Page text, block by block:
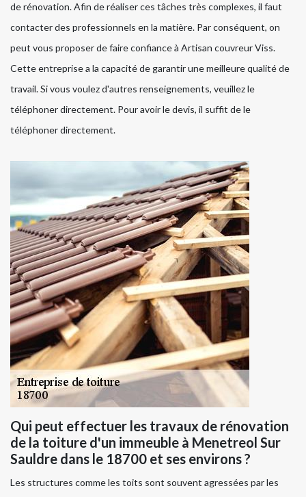
de rénovation. Afin de réaliser ces tâches très complexes, il faut
contacter des professionnels en la matière. Par conséquent, on
peut vous proposer de faire confiance à Artisan couvreur Viss.
Cette entreprise a la capacité de garantir une meilleure qualité de
travail. Si vous voulez d'autres renseignements, veuillez le
téléphoner directement. Pour avoir le devis, il suffit de le
téléphoner directement.
Qui peut effectuer les travaux de rénovation
de la toiture d'un immeuble à Menetreol Sur
Sauldre dans le 18700 et ses environs ?
Les structures comme les toits sont souvent agressées par les